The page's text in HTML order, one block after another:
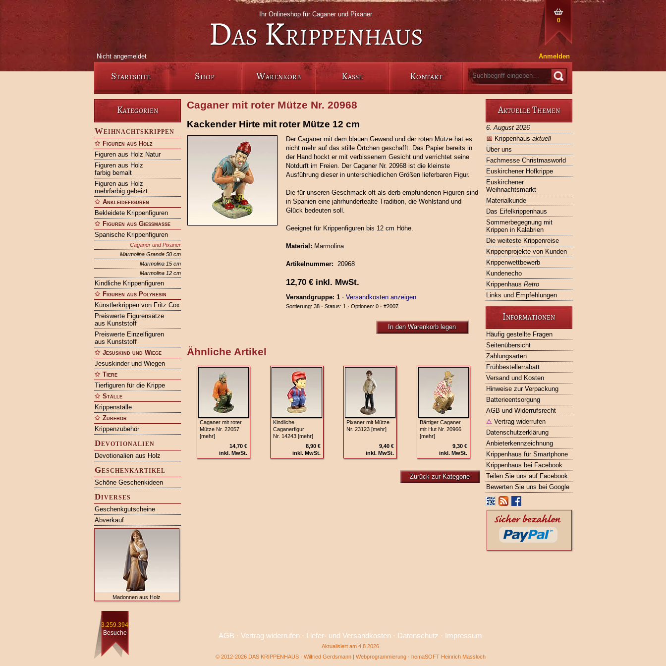
0
Ihr Onlineshop für Caganer und Pixaner
Das Krippenhaus
Nicht angemeldet Anmelden
Startseite Shop Warenkorb Kasse Kontakt
Kategorien
Weihnachtskrippen
Figuren aus Holz
Figuren aus Holz Natur
Figuren aus Holz
farbig bemalt
Figuren aus Holz
mehrfarbig gebeizt
Ankleidefiguren
Bekleidete Krippenfiguren
Figuren aus Gießmasse
Spanische Krippenfiguren
Caganer und Pixaner
Marmolina Grande 50 cm
Marmolina 15 cm
Marmolina 12 cm
Kindliche Krippenfiguren
Figuren aus Polyresin
Künstlerkrippen von Fritz Cox
Preiswerte Figurensätze
aus Kunststoff
Preiswerte Einzelfiguren
aus Kunststoff
Jesuskind und Wiege
Jesuskinder und Wiegen
Tiere
Tierfiguren für die Krippe
Ställe
Krippenställe
Zubehör
Krippenzubehör
Devotionalien
Devotionalien aus Holz
Geschenkartikel
Schöne Geschenkideen
Diverses
Geschenkgutscheine
Abverkauf
Madonnen aus Holz
Aktuelle Themen
6. August 2026
📅 Krippenhaus aktuell
Über uns
Fachmesse Christmasworld
Euskirchener Hofkrippe
Euskirchener
Weihnachtsmarkt
Materialkunde
Das Eifelkrippenhaus
Sommerbegegnung mit
Krippen in Kalabrien
Die weiteste Krippenreise
Krippenprojekte von Kunden
Krippenwettbewerb
Kundenecho
Krippenhaus Retro
Links und Empfehlungen
Informationen
Häufig gestellte Fragen
Seitenübersicht
Zahlungsarten
Frühbestellerrabatt
Versand und Kosten
Hinweise zur Verpackung
Batterieentsorgung
AGB und Widerrufsrecht
⚠ Vertrag widerrufen
Datenschutzerklärung
Anbieterkennzeichnung
Krippenhaus für Smartphone
Krippenhaus bei Facebook
Teilen Sie uns auf Facebook
Bewerten Sie uns bei Google
Caganer mit roter Mütze Nr. 20968
Kackender Hirte mit roter Mütze 12 cm
Der Caganer mit dem blauen Gewand und der roten Mütze hat es
nicht mehr auf das stille Örtchen geschafft. Das Papier bereits in
der Hand hockt er mit verbissenem Gesicht und verrichtet seine
Notdurft im Freien. Der Caganer Nr. 20968 ist die kleinste
Ausführung dieser in unterschiedlichen Größen lieferbaren Figur.
Die für unseren Geschmack oft als derb empfundenen Figuren sind
in Spanien eine jahrhundertealte Tradition, die Wohlstand und
Glück bedeuten soll.
Geeignet für Krippenfiguren bis 12 cm Höhe.
Material: Marmolina
Artikelnummer: 20968
12,70 €inkl. MwSt.
Versandgruppe: 1· Versandkosten anzeigen
Sortierung: 38 · Status: 1 · Optionen: 0 · #2007
In den Warenkorb legen
Ähnliche Artikel
Caganer mit roter
Mütze Nr. 22057
[mehr]
14,70 €
inkl. MwSt.
Kindliche
Caganerfigur
Nr. 14243 [mehr]
8,90 €
inkl. MwSt.
Pixaner mit Mütze
Nr. 23123 [mehr]
9,40 €
inkl. MwSt.
Bärtiger Caganer
mit Hut Nr. 20966
[mehr]
9,30 €
inkl. MwSt.
Zurück zur Kategorie
3.259.394
Besuche
AGB · Vertrag widerrufen · Liefer- und Versandkosten · Datenschutz · Impressum
Aktualisiert am 4.8.2026
© 2012-2026 DAS KRIPPENHAUS · Wilfried Gerdsmann | Webprogrammierung · hemaSOFT Heinrich Massloch